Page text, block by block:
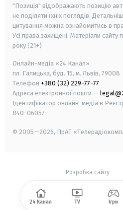
"Позиція" відображають позицію
не поділяти їхніх поглядів.
цитування можна ознайомитись в
Усі права захищені. Матеріали сайту
року (21+)
Онлайн-медіа «24 Канал»
пл. Галицька, буд. 15, м. Львів, 79008
Телефон +380 (32) 229-77-77
Адреса електронної пошти —
Ідентифікатор онлайн-медіа в
R40-06057
© 2005—2026, ПрАТ
Розробка сайту-
24 Канал TV Ігри